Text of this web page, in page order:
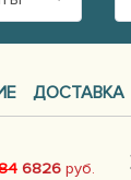
ДОСТАВКА
6826руб.